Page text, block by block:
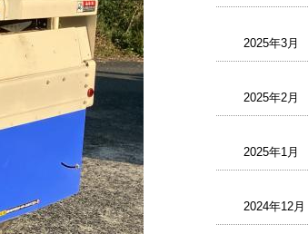
2025年3月
2025年2月
2025年1月
2024年12月